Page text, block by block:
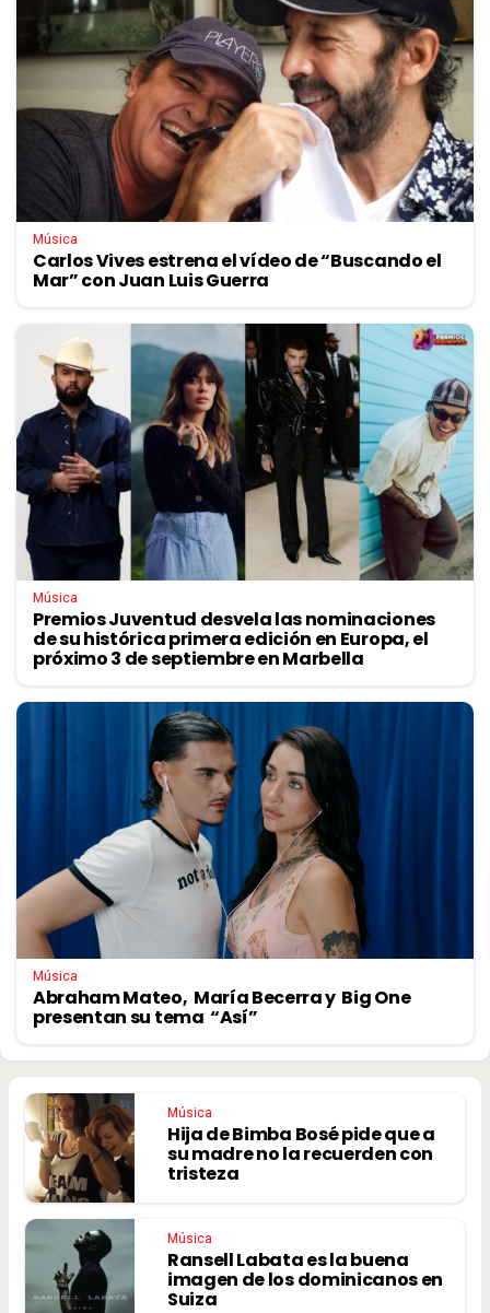
Música
Carlos Vives estrena el vídeo de “Buscando el
Mar” con Juan Luis Guerra
Música
Premios Juventud desvela las nominaciones
de su histórica primera edición en Europa, el
próximo 3 de septiembre en Marbella
Música
Abraham Mateo, María Becerra y Big One
presentan su tema “Así”
Música
Hija de Bimba Bosé pide que a
su madre no la recuerden con
tristeza
Música
Ransell Labata es la buena
imagen de los dominicanos en
Suiza